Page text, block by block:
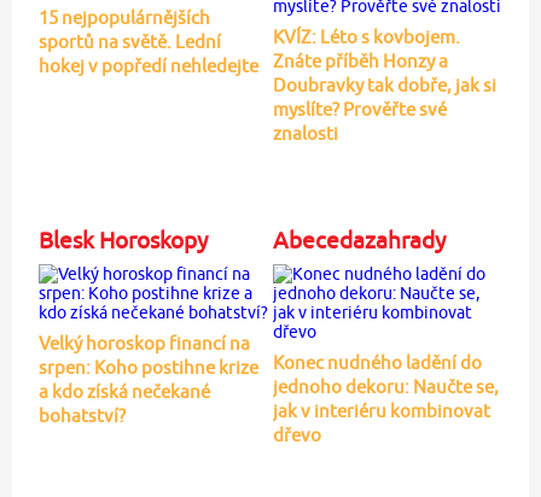
15 nejpopulárnějších
sportů na světě. Lední
hokej v popředí nehledejte
KVÍZ: Léto s kovbojem.
Znáte příběh Honzy a
Doubravky tak dobře, jak si
myslíte? Prověřte své
znalosti
Blesk Horoskopy
Velký horoskop financí na
srpen: Koho postihne krize
a kdo získá nečekané
bohatství?
Abecedazahrady
Konec nudného ladění do
jednoho dekoru: Naučte se,
jak v interiéru kombinovat
dřevo